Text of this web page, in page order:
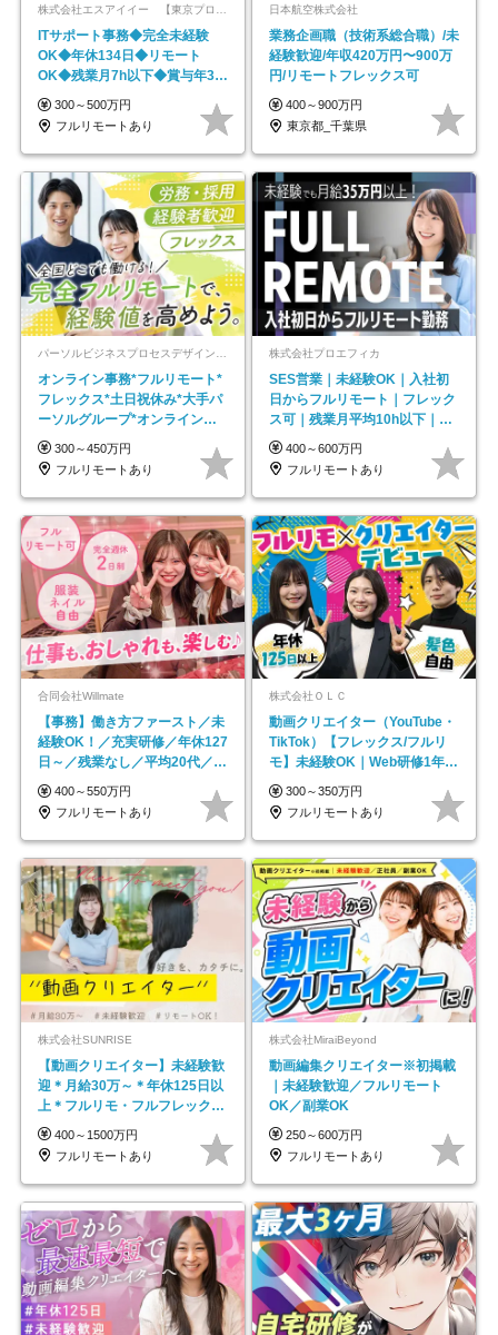
株式会社エスアイイー 【東京プロマーケット上場】
ITサポート事務◆完全未経験
OK◆年休134日◆リモート
OK◆残業月7h以下◆賞与年3回
◆5年目まで必ず昇給
300～500万円
フルリモートあり
日本航空株式会社
業務企画職（技術系総合職）/未
経験歓迎/年収420万円〜900万
円/リモートフレックス可
400～900万円
東京都_千葉県
オンライン事務*フルリモート*
フレックス*土日祝休み*大手パ
ーソルグループ*オンライン面
接*30～40代活躍中
300～450万円
フルリモートあり
株式会社プロエフィカ
SES営業｜未経験OK｜入社初
日からフルリモート｜フレック
ス可｜残業月平均10h以下｜事
業立ち上げメンバー
400～600万円
フルリモートあり
合同会社Willmate
【事務】働き方ファースト／未
経験OK！／充実研修／年休127
日～／残業なし／平均20代／リ
モートOK
400～550万円
フルリモートあり
株式会社ＯＬＣ
動画クリエイター（YouTube・
TikTok）【フレックス/フルリ
モ】未経験OK｜Web研修1年間
｜副業OK
300～350万円
フルリモートあり
株式会社SUNRISE
【動画クリエイター】未経験歓
迎＊月給30万～＊年休125日以
上＊フルリモ・フルフレックス
◆10名の採用が決定◆
400～1500万円
フルリモートあり
株式会社MiraiBeyond
動画編集クリエイター※初掲載
｜未経験歓迎／フルリモート
OK／副業OK
250～600万円
フルリモートあり